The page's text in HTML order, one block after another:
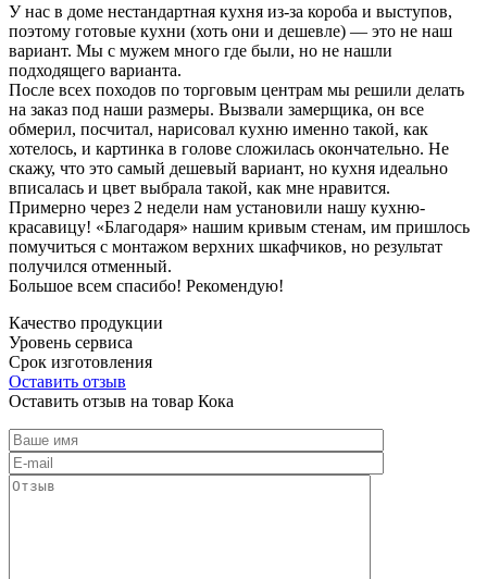
У нас в доме нестандартная кухня из-за короба и выступов,
поэтому готовые кухни (хоть они и дешевле) — это не наш
вариант. Мы с мужем много где были, но не нашли
подходящего варианта.
После всех походов по торговым центрам мы решили делать
на заказ под наши размеры. Вызвали замерщика, он все
обмерил, посчитал, нарисовал кухню именно такой, как
хотелось, и картинка в голове сложилась окончательно. Не
скажу, что это самый дешевый вариант, но кухня идеально
вписалась и цвет выбрала такой, как мне нравится.
Примерно через 2 недели нам установили нашу кухню-
красавицу! «Благодаря» нашим кривым стенам, им пришлось
помучиться с монтажом верхних шкафчиков, но результат
получился отменный.
Большое всем спасибо! Рекомендую!
Качество продукции
Уровень сервиса
Срок изготовления
Оставить отзыв
Оставить отзыв на товар Кока